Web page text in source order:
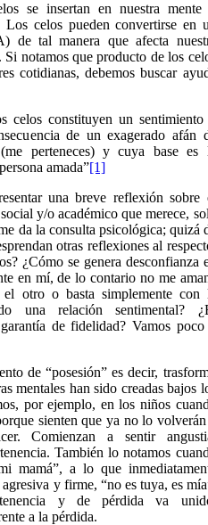
se insertan en nuestra
celos pueden convertirse en
de tal manera que afecta
notamos que producto de los
cotidianas, debemos buscar
celos constituyen un sentimiento
de un exagerado afán
perteneces) y cuya base es
amada”[1]
una breve reflexión sobre
y/o académico que merece,
da la consulta psicológica; quizá
otras reflexiones al
¿Cómo se genera desconfianza
en mí, de lo contario no me
el otro o basta simplemente con
una relación sentimental?
de fidelidad? Vamos poco
de “posesión” es decir,
mentales han sido creadas bajos
por ejemplo, en los niños
sienten que ya no lo
Comienzan a sentir
También lo notamos
mamá”, a lo que
y firme, “no es tuya, es
y de pérdida va
a la pérdida.